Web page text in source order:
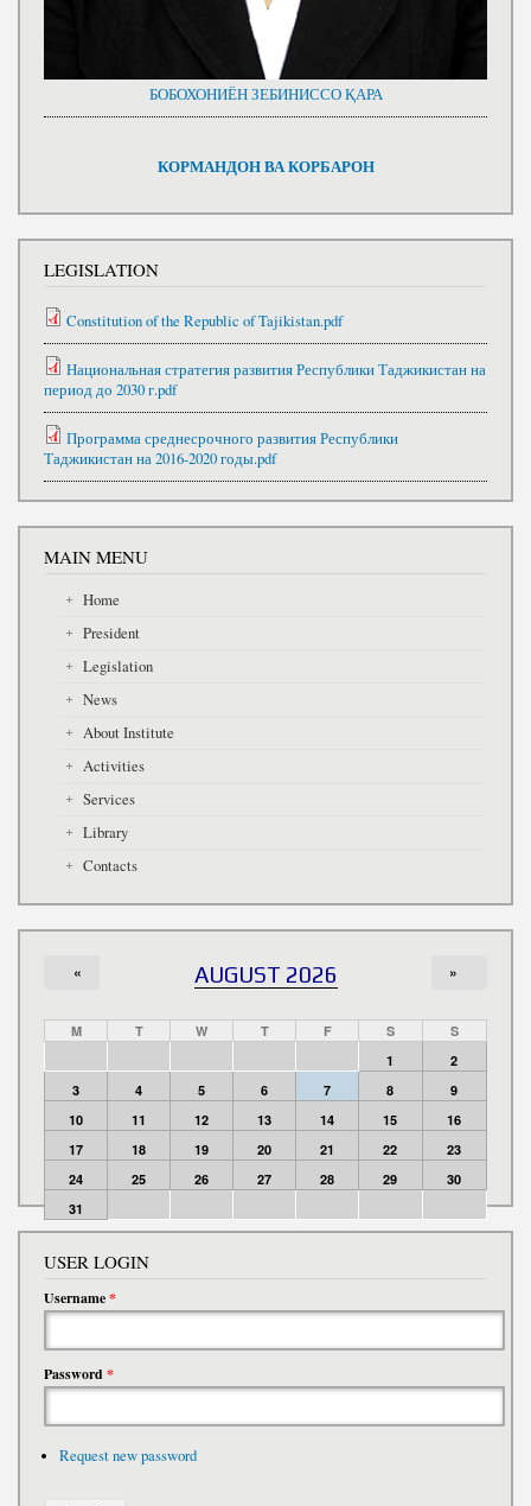
БОБОХОНИЁН ЗЕБИНИССО ҚАРА
КОРМАНДОН ВА КОРБАРОН
LEGISLATION
Constitution of the Republic of Tajikistan.pdf
Национальная стратегия развития Республики Таджикистан на
период до 2030 г.pdf
Программа среднесрочного развития Республики
Таджикистан на 2016-2020 годы.pdf
MAIN MENU
Home
President
Legislation
News
About Institute
Activities
Services
Library
Contacts
AUGUST 2026
« »
M T W T F S
S
1
2
3
4 5 6 7 8
9
10
11 12 13 14 15
16
17
18 19 20 21 22
23
24
25 26 27 28 29
30
31
USER LOGIN
Username*
Password*
Request new password